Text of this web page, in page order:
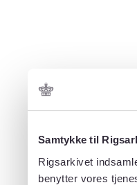
Samtykke til
Rigsarkivet
benytter vores